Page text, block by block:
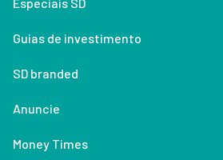
Guias de investimento
SD branded
Anuncie
Money Times